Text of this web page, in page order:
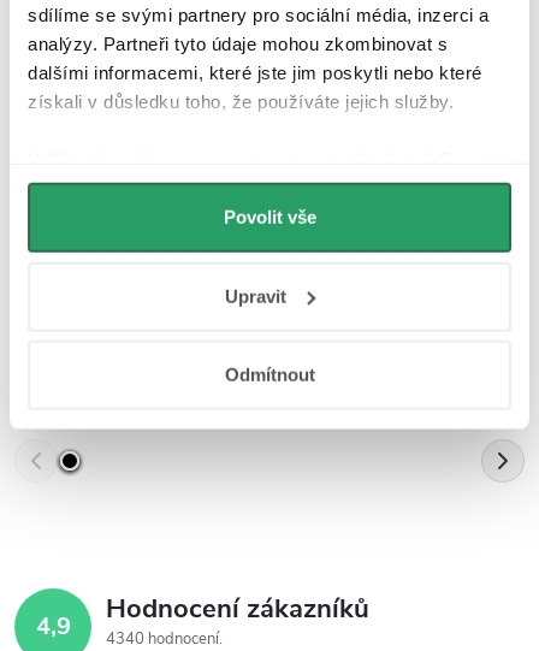
sdílíme se svými partnery pro sociální média, inzerci a
analýzy. Partneři tyto údaje mohou zkombinovat s
dalšími informacemi, které jste jim poskytli nebo které
získali v důsledku toho, že používáte jejich služby.
můžeme používat cookies pro analytiku a
personalizovanou reklamu. Jak Google zpracovává
osobní údaje najdete na stránkách
Povolit vše
Upravit
Odmítnout
Parametry produktu
Soubory ke stažení
Další inspirace
4,9 Hodnocení zákazníků
4340 hodnocení